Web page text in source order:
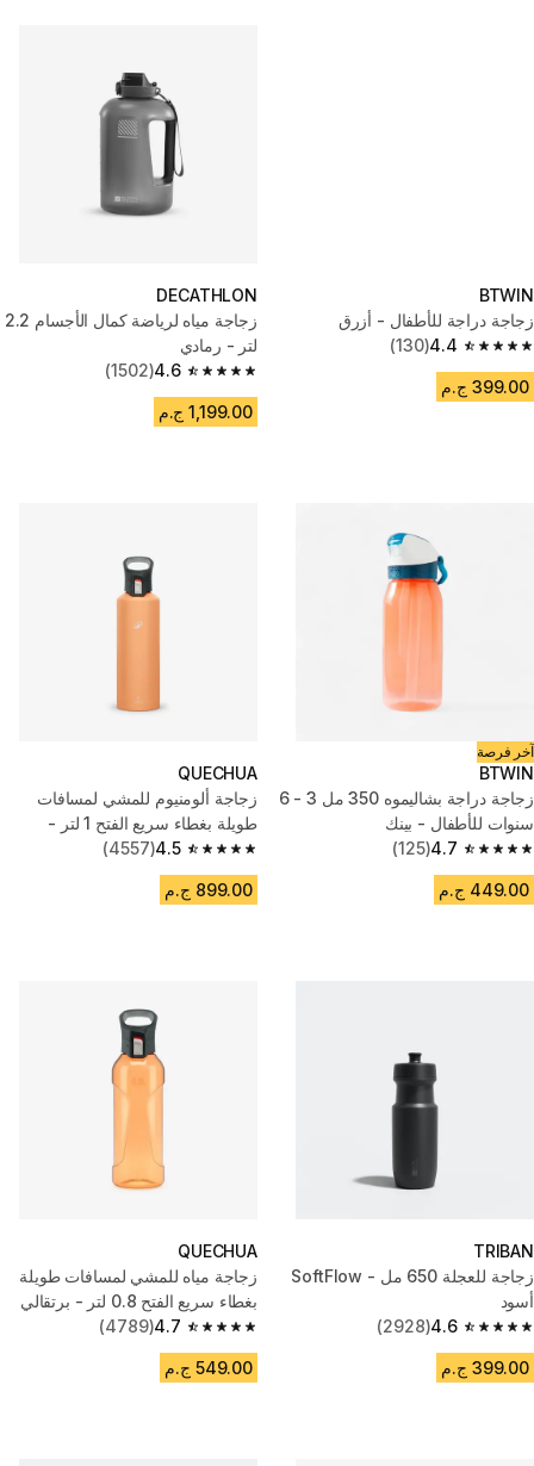
BTWIN
زجاجة دراجة للأطفال - أزرق
4.4
4.4 out of 5 stars from 130 reviews
(130)
399.00 ج.م
DECATHLON
زجاجة مياه لرياضة كمال الأجسام 2.2
لتر - رمادي
4.6
4.6 out of 5 stars from 1502 reviews
(1502)
1,199.00 ج.م
آخر فرصة
BTWIN
زجاجة دراجة بشاليموه 350 مل 3 - 6
سنوات للأطفال - بينك
4.7
4.7 out of 5 stars from 125 reviews
(125)
449.00 ج.م
QUECHUA
زجاجة ألومنيوم للمشي لمسافات
طويلة بغطاء سريع الفتح 1 لتر -
برتقالي
4.5
4.5 out of 5 stars from 4557 reviews
(4557)
899.00 ج.م
TRIBAN
زجاجة للعجلة 650 مل - SoftFlow
أسود
4.6
4.6 out of 5 stars from 2928 reviews
(2928)
399.00 ج.م
QUECHUA
زجاجة مياه للمشي لمسافات طويلة
بغطاء سريع الفتح 0.8 لتر - برتقالي
4.7
4.7 out of 5 stars from 4789 reviews
(4789)
549.00 ج.م